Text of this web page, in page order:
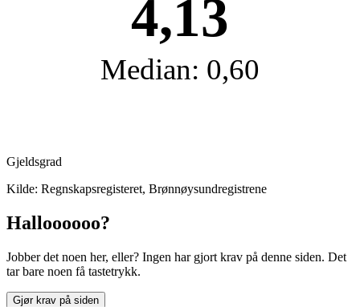
4,13
Median: 0,60
Gjeldsgrad
Kilde: Regnskapsregisteret, Brønnøysundregistrene
Halloooooo?
Jobber det noen her, eller? Ingen har gjort krav på denne siden. Det
tar bare noen få tastetrykk.
Gjør krav på siden